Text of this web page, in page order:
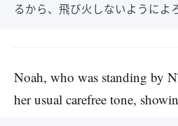
るから、飛び火しないようによ
Noah, who was standing by
her usual carefree tone,